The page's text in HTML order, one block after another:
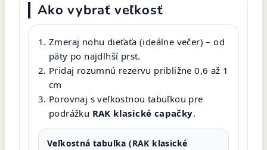
Ako vybrať veľkosť
Zmeraj nohu dieťaťa (ideálne večer) – od
päty po najdlhší prst.
Pridaj rozumnú rezervu približne 0,6 až 1
cm
Porovnaj s veľkostnou tabuľkou pre
podrážku RAK klasické capačky.
Veľkostná tabuľka (RAK klasické